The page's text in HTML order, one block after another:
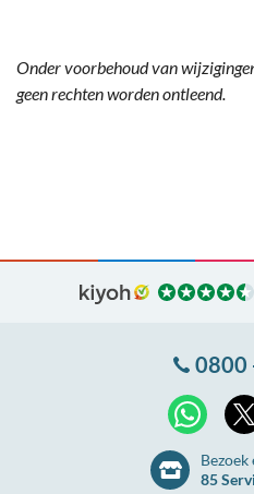
Onder voorbehoud van
geen rechten worden ontleend.
0800
WhatsApp
Bezoek
85